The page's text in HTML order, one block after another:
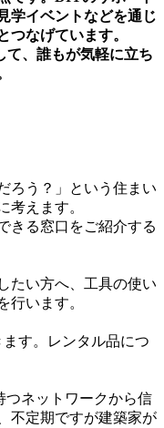
学イベントなどを通じ
つなげています。
て、誰もが気軽に立ち
ろう？」という住まい
考えます。
きる窓口をご紹介する
たい方へ、工具の使い
行います。
す。レンタル品につ
つネットワークから信
不定期ですが建築家が